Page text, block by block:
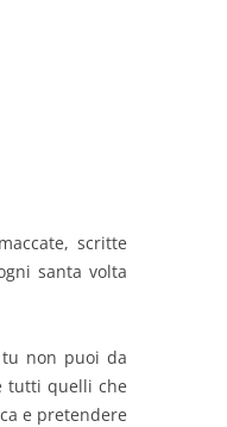
scritte
santa volta
tu non puoi da
tutti quelli che
e pretendere